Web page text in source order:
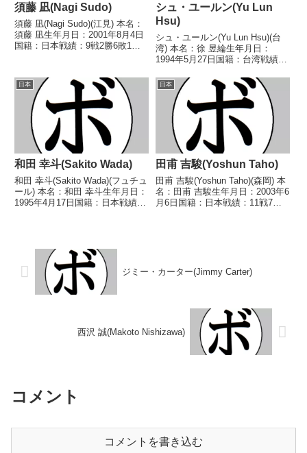
須藤 凪(Nagi Sudo)
須藤 凪(Nagi Sudo)(江見) 本名：
須藤 凪生年月日：2001年8月4日
国籍：日本戦績：9戦2勝6敗1
3(37-39、37-39、36-39) 後藤 圭
人(タ...
シュ・ユールン(Yu Lun
Hsu)
シュ・ユールン(Yu Lun Hsu)(台
湾) 本名：徐 昱綸生年月日：
1994年5月27日国籍：台湾戦績：
し 【戦歴】2023/12/16 ○4R判
定 3-0(39-37、40-36、40-36)
日本
和田 幸斗(Sakito Wada)
和田 幸斗(Sakito Wada)(フュチュ
ール) 本名：和田 幸斗生年月日：
1995年4月17日国籍：日本戦績：
39、36-40、...
日本
田甫 吉駿(Yoshun Taho)
田甫 吉駿(Yoshun Taho)(森岡) 本
名：田甫 吉駿生年月日：2003年6
月6日国籍：日本戦績：11戦7勝
ジミー・カーター(Jimmy Carter)
西沢 誠(Makoto Nishizawa)
コメント
コメントを書き込む